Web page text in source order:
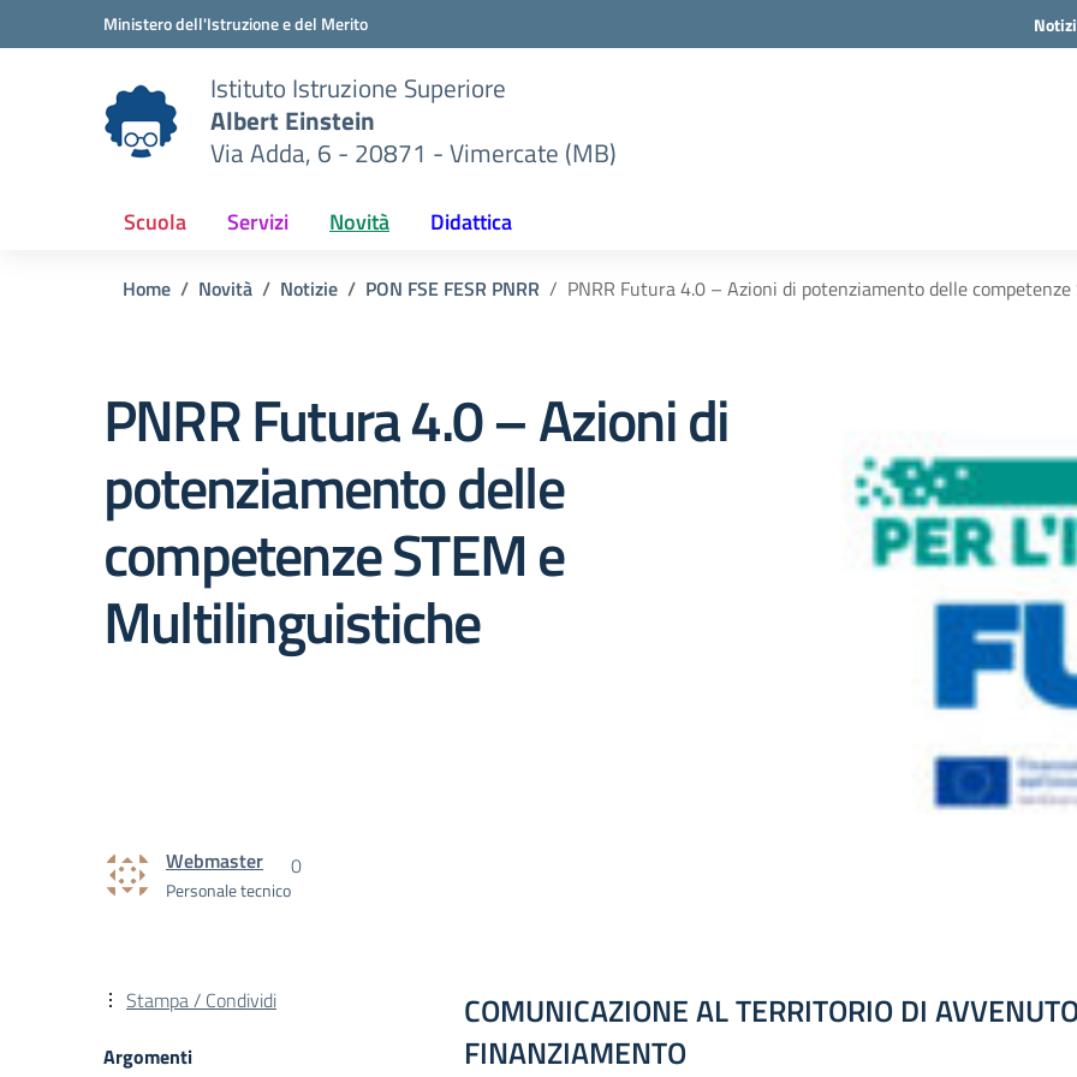
Vai ai contenuti
Vai al menu di navigazioneMinistero dell'Istruzione e del Merito
Istituto Istruzione Superiore
Albert Einstein
Via Adda, 6 - 20871 - Vimercate (MB)
Scuola Servizi Novità Didattica
Home Novità Notizie PON FSE FESR PNRR PNRR Futura 4.0 – Azioni di potenziamento delle
PNRR Futura 4.0 – Azioni di
potenziamento delle
competenze STEM e
Multilinguistiche
Webmaster
Personale tecnico
0
COMUNICAZIONE AL TERRITORIO DI
FINANZIAMENTO
Stampa / Condividi
Argomenti